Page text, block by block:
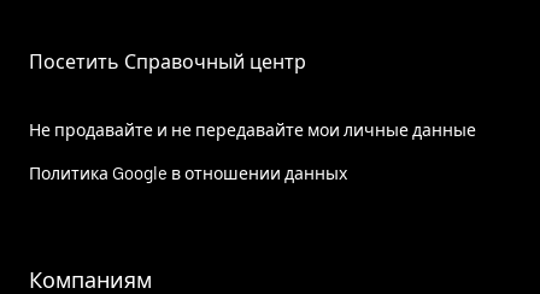
Посетить Справочный центр
Не продавайте и не передавайте мои личные данные
Политика Google в отношении данных
Компаниям